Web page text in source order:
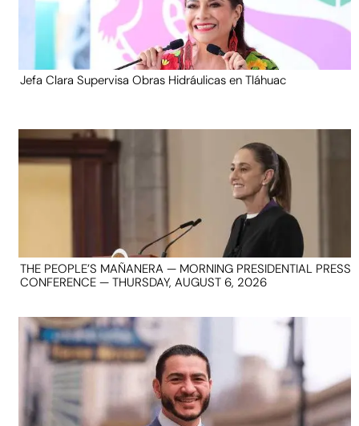
Jefa Clara Supervisa Obras Hidráulicas en Tláhuac
THE PEOPLE’S MAÑANERA — MORNING PRESIDENTIAL PRESS
CONFERENCE — THURSDAY, AUGUST 6, 2026